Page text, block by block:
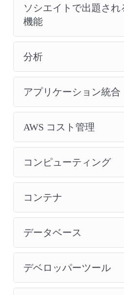
ソシエイトで出題され
機能
分析
アプリケーション統合
AWS コスト管理
コンピューティング
コンテナ
データベース
デベロッパーツール